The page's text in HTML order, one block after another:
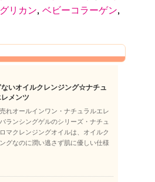
リカン, ベビーコラーゲン,
いオイルクレンジング☆ナチュ
メンツ
れオールインワン・ナチュラルエレ
ランシングゲルのシリーズ・ナチュ
マクレンジングオイルは、オイルク
グなのに潤い逃さず肌に優しい仕様